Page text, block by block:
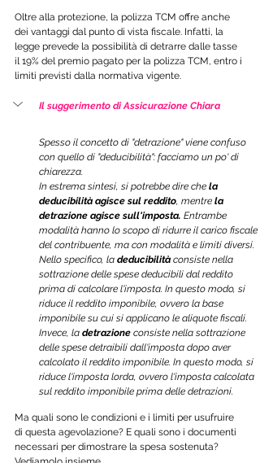
Oltre alla protezione, la polizza TCM offre anche
dei vantaggi dal punto di vista fiscale. Infatti, la
legge prevede la possibilità di detrarre dalle tasse
il 19% del premio pagato per la polizza TCM, entro i
limiti previsti dalla normativa vigente.
Il suggerimento di Assicurazione Chiara
Spesso il concetto di "detrazione" viene confuso
con quello di "deducibilità": facciamo un po' di
chiarezza.
In estrema sintesi, si potrebbe dire che la
deducibilità agisce sul reddito, mentre la
detrazione agisce sull'imposta. Entrambe
modalità hanno lo scopo di ridurre il carico fiscale
del contribuente, ma con modalità e limiti diversi.
Nello specifico, la deducibilità consiste nella
sottrazione delle spese deducibili dal reddito
prima di calcolare l'imposta. In questo modo, si
riduce il reddito imponibile, ovvero la base
imponibile su cui si applicano le aliquote fiscali.
Invece, la detrazione consiste nella sottrazione
delle spese detraibili dall'imposta dopo aver
calcolato il reddito imponibile. In questo modo, si
riduce l'imposta lorda, ovvero l'imposta calcolata
sul reddito imponibile prima delle detrazioni.
Ma quali sono le condizioni e i limiti per usufruire
di questa agevolazione? E quali sono i documenti
necessari per dimostrare la spesa sostenuta?